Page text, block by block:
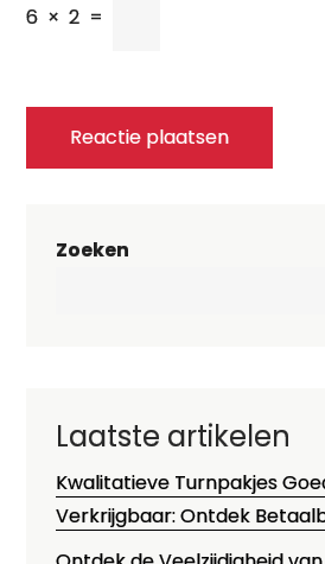
6 × 2 =
Zoeken
Laatste artikelen
Kwalitatieve Turnpakjes
Verkrijgbaar: Ontdek